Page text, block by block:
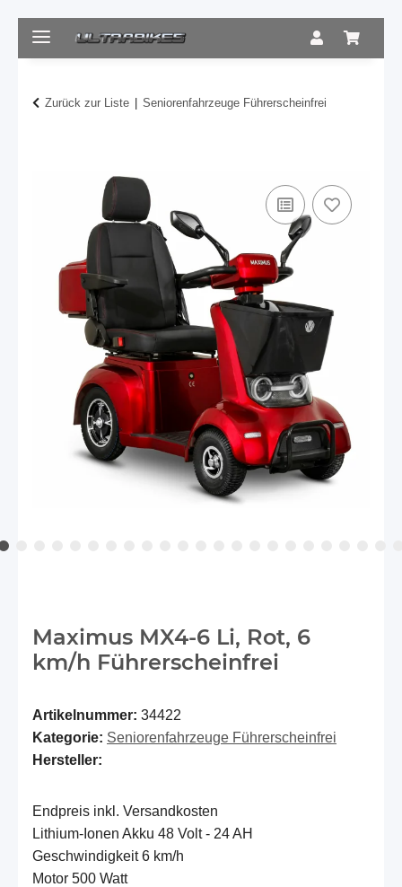
Zurück zur Liste Seniorenfahrzeuge Führerscheinfrei
Maximus MX4-6 Li, Rot, 6
km/h Führerscheinfrei
Artikelnummer: 34422
Kategorie: Seniorenfahrzeuge Führerscheinfrei
Hersteller:
Endpreis inkl. Versandkosten
Lithium-Ionen Akku 48 Volt - 24 AH
Geschwindigkeit 6 km/h
Motor 500 Watt